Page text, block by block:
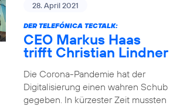
28. April 2021
DER TELEFÓNICA TECTALK:
CEO Markus Haas
trifft Christian Lindner
Die Corona-Pandemie hat der
Digitalisierung einen wahren Schub
gegeben. In kürzester Zeit mussten